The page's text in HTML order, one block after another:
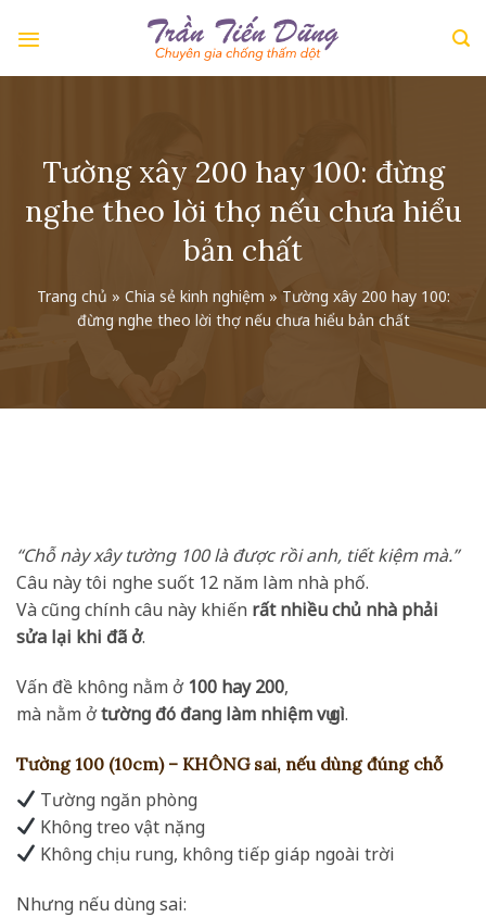
Tường xây 200 hay 100: đừng
nghe theo lời thợ nếu chưa hiểu
bản chất
Trang chủ » Chia sẻ kinh nghiệm » Tường xây 200 hay 100:
đừng nghe theo lời thợ nếu chưa hiểu bản chất
“Chỗ này xây tường 100 là được rồi anh, tiết kiệm mà.”
Câu này tôi nghe suốt 12 năm làm nhà phố.
Và cũng chính câu này khiến rất nhiều chủ nhà phải
sửa lại khi đã ở.
Vấn đề không nằm ở 100 hay 200,
mà nằm ởtường đó đang làm nhiệm vụ gì.
Tường 100 (10cm) – KHÔNG sai, nếu dùng đúng chỗ
Tường ngăn phòng
Không treo vật nặng
Không chịu rung, không tiếp giáp ngoài trời
Nhưng nếu dùng sai: